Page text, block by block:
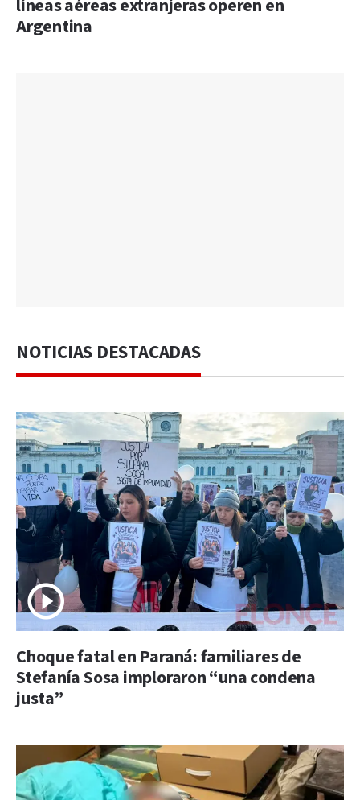
líneas aéreas extranjeras operen en
Argentina
NOTICIAS DESTACADAS
Choque fatal en Paraná: familiares de
Stefanía Sosa imploraron “una condena
justa”